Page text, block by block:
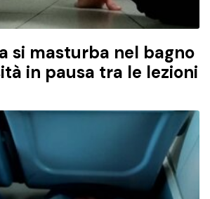
si masturba nel bagno
in pausa tra le lezioni